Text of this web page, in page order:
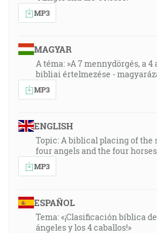
MP3
MAGYAR
A téma: »A 7 mennydörgés, a 4
bibliai értelmezése -
MP3
ENGLISH
Topic: A biblical placing of the
four angels and the four
MP3
ESPAÑOL
Tema: «¡Clasificación bíblica
ángeles y los 4 caballos!»